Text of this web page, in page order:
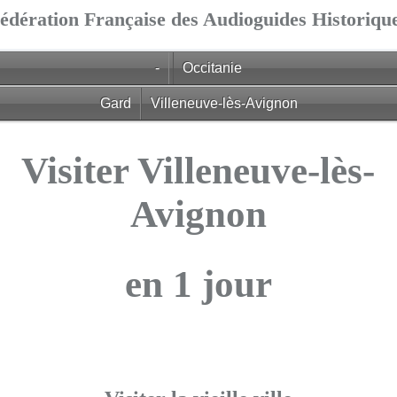
Française des Audioguides
- Occitanie
Gard Villeneuve-lès-Avignon
Visiter Villeneuve-lès-
Avignon
en 1 jour